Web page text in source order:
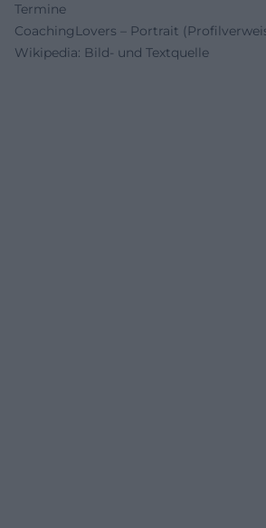
Termine
CoachingLovers – Portrait
Wikipedia: Bild- und Textquelle